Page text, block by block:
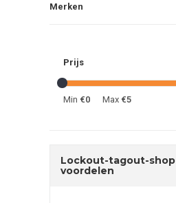
Merken
Prijs
Min €0 Max €5
Lockout-tagout-shop
voordelen